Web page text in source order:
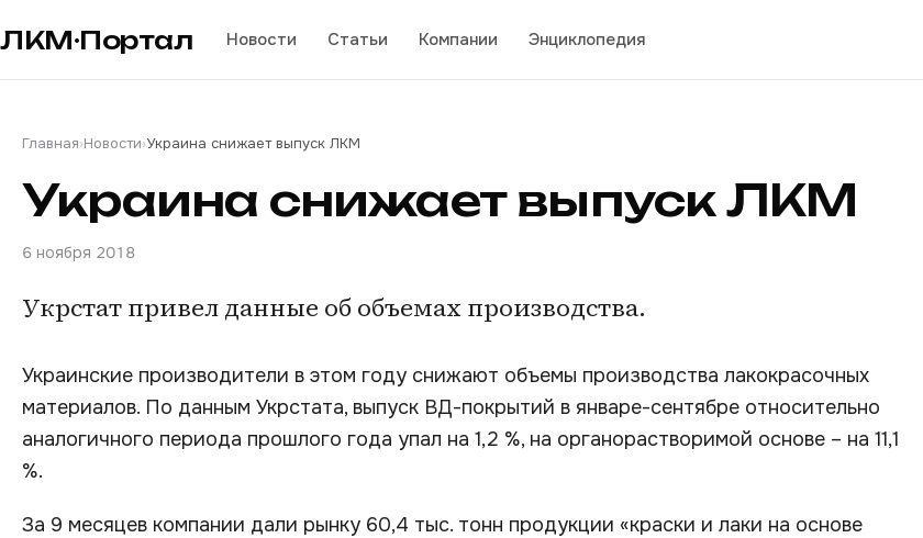
ЛКМ·Портал Новости Статьи Компании Энциклопедия
Главная›Новости›Украина снижает выпуск ЛКМ
Украина снижает выпуск ЛКМ
6 ноября 2018
Укрстат привел данные об объемах производства.
Украинские производители в этом году снижают объемы производства лакокрасочных
материалов. По данным Укрстата, выпуск ВД-покрытий в январе-сентябре относительно
аналогичного периода прошлого года упал на 1,2 %, на органорастворимой основе – на 11,1
%.
За 9 месяцев компании дали рынку 60,4 тыс. тонн продукции «краски и лаки на основе